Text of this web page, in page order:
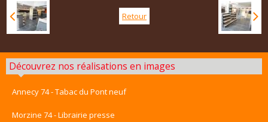
Retour
Découvrez nos réalisations en images
Annecy 74 - Tabac du Pont neuf
Morzine 74 - Librairie presse